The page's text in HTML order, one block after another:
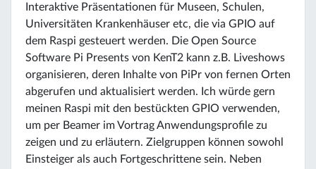
Interaktive Präsentationen für Museen, Schulen,
Universitäten Krankenhäuser etc, die via GPIO auf
dem Raspi gesteuert werden. Die Open Source
Software Pi Presents von KenT2 kann z.B. Liveshows
organisieren, deren Inhalte von PiPr von fernen Orten
abgerufen und aktualisiert werden. Ich würde gern
meinen Raspi mit den bestückten GPIO verwenden,
um per Beamer im Vortrag Anwendungsprofile zu
zeigen und zu erläutern. Zielgruppen können sowohl
Einsteiger als auch Fortgeschrittene sein. Neben